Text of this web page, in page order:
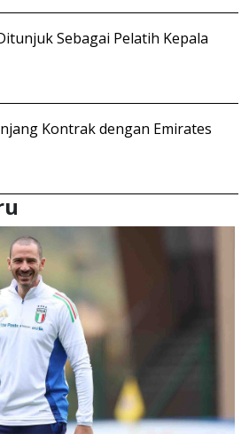
Sebagai Pelatih Kepala
Kontrak dengan Emirates